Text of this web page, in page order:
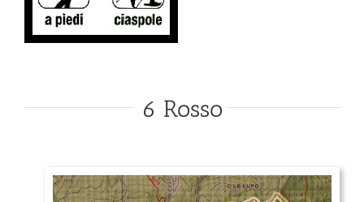
6 Rosso